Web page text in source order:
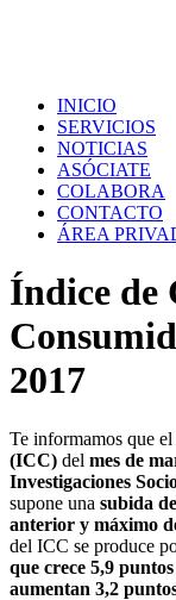
INICIO
SERVICIOS
NOTICIAS
ASÓCIATE
COLABORA
CONTACTO
ÁREA
Índice de
2017
Te informamos que el
(ICC) del mes de
Investigaciones
supone una subida
anterior y máximo
del ICC se produce
que crece 5,9 puntos
aumentan 3,2